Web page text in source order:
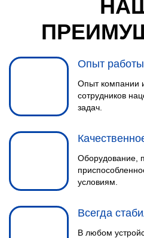
Опыт
Опыт компании
сотрудников
задач.
Оборудование,
условиям.
Всегда
В любом